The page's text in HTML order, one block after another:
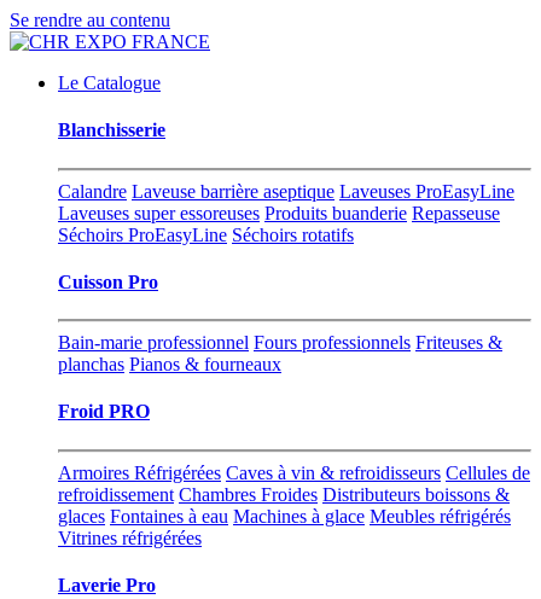
Se rendre au contenu
Le Catalogue
Blanchisserie
Calandre Laveuse barrière aseptique Laveuses ProEasyLine
Laveuses super essoreuses Produits buanderie Repasseuse
Séchoirs ProEasyLine Séchoirs rotatifs
Cuisson Pro
Bain-marie professionnel Fours professionnels Friteuses &
planchas Pianos & fourneaux
Froid PRO
Armoires Réfrigérées Caves à vin & refroidisseurs Cellules de
refroidissement Chambres Froides Distributeurs boissons &
glaces Fontaines à eau Machines à glace Meubles réfrigérés
Vitrines réfrigérées
Laverie Pro